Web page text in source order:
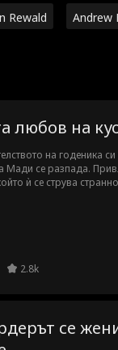
Rewald Andrew
любов на
на годеника
Мади се разпада.
ѝ се струва
2.8k
се